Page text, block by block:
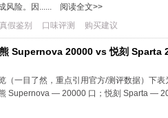
风险。因......
阅读全文>>
真假鉴别 口味评测 购买建议
Supernova 20000 vs 悦刻
（一目了然，重点引用官方/测评数据）下
Supernova — 20000 口；悦刻 Sparta —